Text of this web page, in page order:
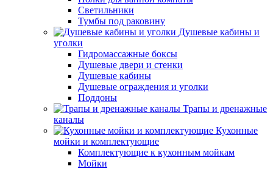
Светильники
Тумбы под раковину
Душевые кабины и
уголки
Гидромассажные боксы
Душевые двери и стенки
Душевые кабины
Душевые ограждения и уголки
Поддоны
Трапы и дренажные
каналы
Кухонные
мойки и комплектующие
Комплектующие к кухонным мойкам
Мойки